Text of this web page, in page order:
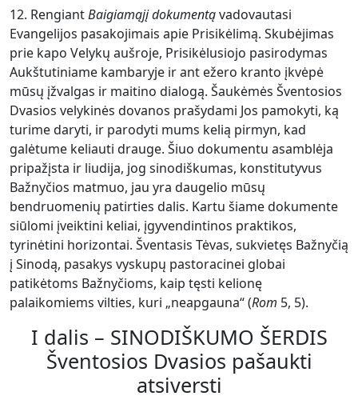
12. RengiantBaigiamąjį dokumentąvadovautasi
Evangelijos pasakojimais apie Prisikėlimą. Skubėjimas
prie kapo Velykų aušroje, Prisikėlusiojo pasirodymas
Aukštutiniame kambaryje ir ant ežero kranto įkvėpė
mūsų įžvalgas ir maitino dialogą. Šaukėmės Šventosios
Dvasios velykinės dovanos prašydami Jos pamokyti, ką
turime daryti, ir parodyti mums kelią pirmyn, kad
galėtume keliauti drauge. Šiuo dokumentu asamblėja
pripažįsta ir liudija, jog sinodiškumas, konstitutyvus
Bažnyčios matmuo, jau yra daugelio mūsų
bendruomenių patirties dalis. Kartu šiame dokumente
siūlomi įveiktini keliai, įgyvendintinos praktikos,
tyrinėtini horizontai. Šventasis Tėvas, sukvietęs Bažnyčią
į Sinodą, pasakys vyskupų pastoracinei globai
patikėtoms Bažnyčioms, kaip tęsti kelionę
palaikomiems vilties, kuri „neapgauna“ (Rom 5, 5).
I dalis – SINODIŠKUMO ŠERDIS
Šventosios Dvasios pašaukti
atsiversti